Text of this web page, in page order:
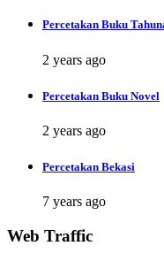
Percetakan Buku
2 years ago
Percetakan Buku Novel
2 years ago
Percetakan Bekasi
7 years ago
Web Traffic